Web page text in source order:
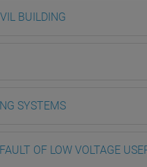
BUILDING
SYSTEMS
OF LOW VOLTAGE